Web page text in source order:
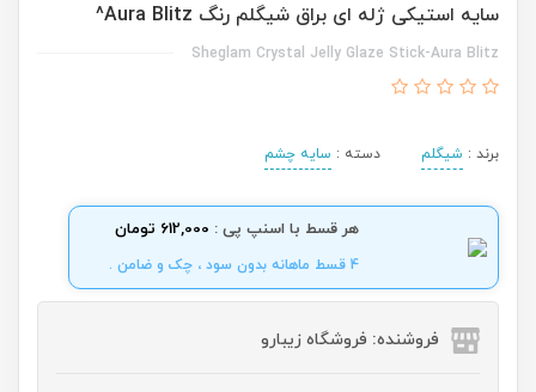
سایه استیکی ژله ای براق شیگلم رنگ Aura Blitz^
Sheglam Crystal Jelly Glaze Stick-Aura Blitz
برند : شیگلم دسته : سایه چشم
هر قسط با اسنپ پی : 612,000 تومان
4 قسط ماهانه بدون سود ، چک و ضامن .
فروشنده: فروشگاه زیبارو